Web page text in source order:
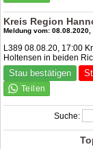
Kreis Region
Meldung vom: 08.08.2020,
L389 08.08.20, 17:00
Holtensen in beiden
Stau bestätigen
Suche: